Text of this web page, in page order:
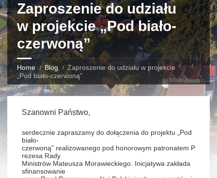
Zaproszenie do udziału
w projekcie „Pod biało-
czerwoną”
Home Blog
Zaproszenie do udziału w projekcie
„Pod biało-czerwoną”
Szanowni Państwo,
serdecznie zapraszamy do dołączenia do projektu „Pod
biało-
czerwoną” realizowanego pod honorowym patronatem P
rezesa Rady
Ministrów Mateusza Morawieckiego. Inicjatywa zakłada
sfinansowanie